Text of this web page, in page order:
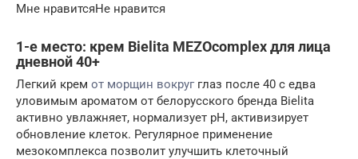
Мне нравитсяНе нравится
1-е место: крем Bielita MEZOcomplex для лица
дневной 40+
Легкий крем от морщин вокругглаз после 40 с едва
уловимым ароматом от белорусского бренда Bielita
активно увлажняет, нормализует pH, активизирует
обновление клеток. Регулярное применение
мезокомплекса позволит улучшить клеточный